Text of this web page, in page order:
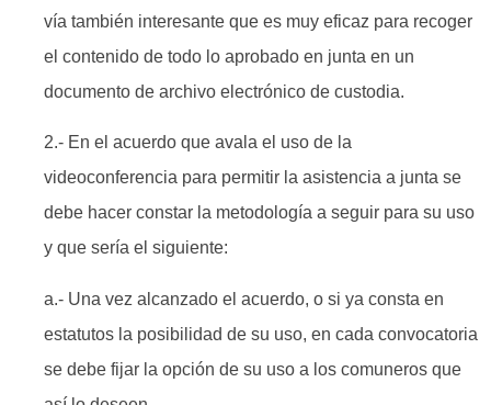
vía también interesante que es muy eficaz para recoger
el contenido de todo lo aprobado en junta en un
documento de archivo electrónico de custodia.
2.- En el acuerdo que avala el uso de la
videoconferencia para permitir la asistencia a junta se
debe hacer constar la metodología a seguir para su uso
y que sería el siguiente:
a.- Una vez alcanzado el acuerdo, o si ya consta en
estatutos la posibilidad de su uso, en cada convocatoria
se debe fijar la opción de su uso a los comuneros que